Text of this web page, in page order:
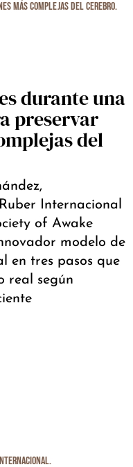
durante una
preservar
del
Internacional
of Awake
modelo de
en tres pasos que
real según